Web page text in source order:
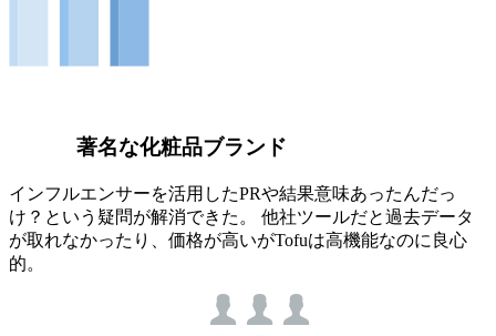
著名な化粧品ブランド
インフルエンサーを活用したPRや結果意味あったんだっ
け？という疑問が解消できた。 他社ツールだと過去データ
が取れなかったり、価格が高いがTofuは高機能なのに良心
的。